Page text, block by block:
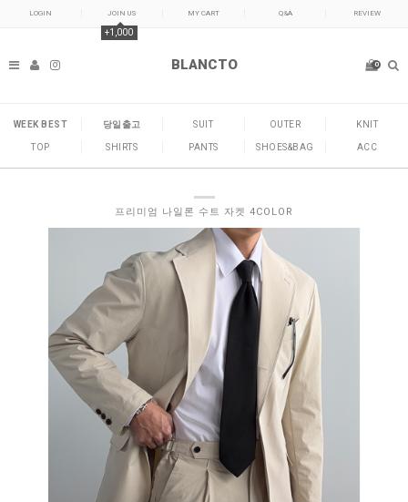
LOGIN JOIN US
+1,000
MY CART Q&A REVIEW
BLANCTO 0
WEEK BEST 당일출고 SUIT OUTER KNIT
TOP SHIRTS PANTS SHOES&BAG ACC
프리미엄 나일론 수트 자켓 4COLOR